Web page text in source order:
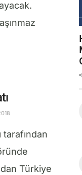
tarafından
Türkiye